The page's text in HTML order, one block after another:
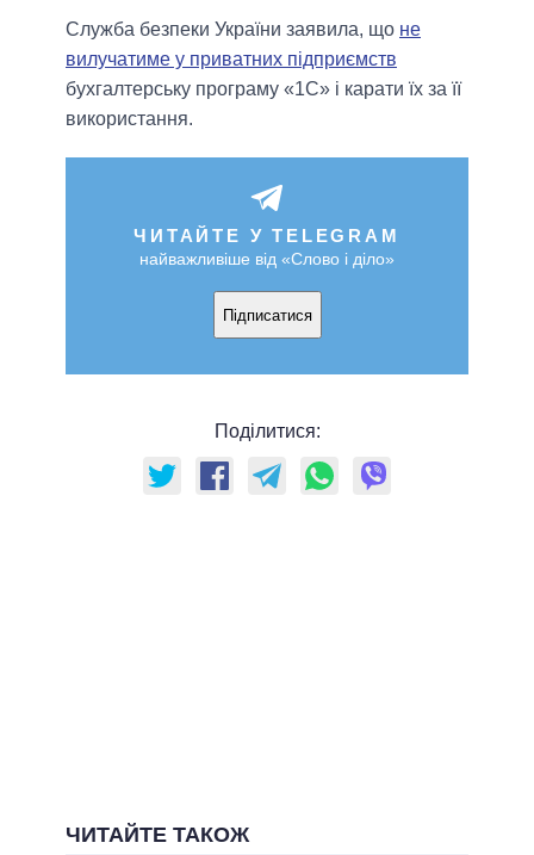
Служба безпеки України заявила, що не
вилучатиме у приватних підприємств
бухгалтерську програму «1С» і карати їх за її
використання.
ЧИТАЙТЕ У TELEGRAM
найважливіше від «Слово і діло»
Підписатися
Поділитися:
ЧИТАЙТЕ ТАКОЖ